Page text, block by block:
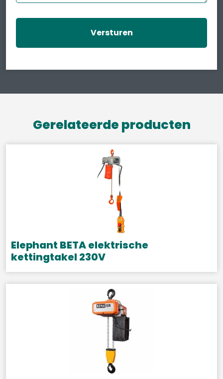
Gerelateerde producten
Elephant BETA elektrische
kettingtakel 230V
Dit
product